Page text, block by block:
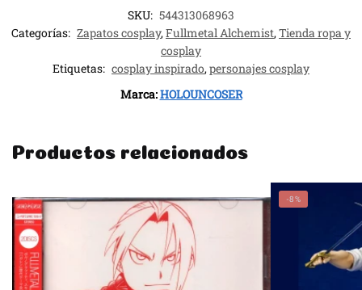
SKU: 544313068963
Categorías: Zapatos cosplay,Fullmetal Alchemist,Tienda ropa y
cosplay
Etiquetas: cosplay inspirado,personajes cosplay
Marca:HOLOUNCOSER
Productos relacionados
-8%